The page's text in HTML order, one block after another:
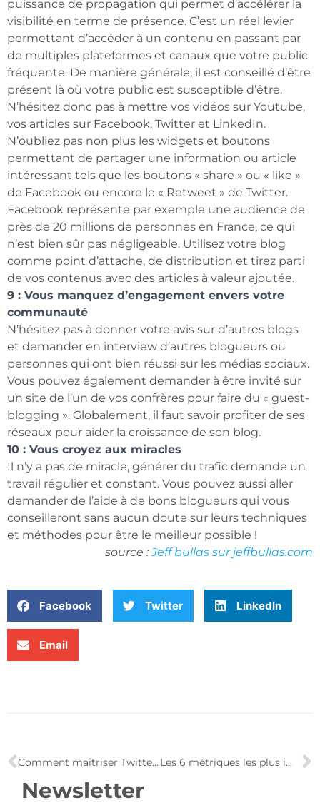
puissance de propagation qui permet d’accélérer la
visibilité en terme de présence. C’est un réel levier
permettant d’accéder à un contenu en passant par
de multiples plateformes et canaux que votre public
fréquente. De manière générale, il est conseillé d’être
présent là où votre public est susceptible d’être.
N’hésitez donc pas à mettre vos vidéos sur Youtube,
vos articles sur Facebook, Twitter et LinkedIn.
N’oubliez pas non plus les widgets et boutons
permettant de partager une information ou article
intéressant tels que les boutons « share » ou « like »
de Facebook ou encore le « Retweet » de Twitter.
Facebook représente par exemple une audience de
près de 20 millions de personnes en France, ce qui
n’est bien sûr pas négligeable. Utilisez votre blog
comme point d’attache, de distribution et tirez parti
de vos contenus avec des articles à valeur ajoutée.
9 : Vous manquez d’engagement envers votre
communauté
N’hésitez pas à donner votre avis sur d’autres blogs
et demander en interview d’autres blogueurs ou
personnes qui ont bien réussi sur les médias sociaux.
Vous pouvez également demander à être invité sur
un site de l’un de vos confrères pour faire du « guest-
blogging ». Globalement, il faut savoir profiter de ses
réseaux pour aider la croissance de son blog.
10 : Vous croyez aux miracles
Il n’y a pas de miracle, générer du trafic demande un
travail régulier et constant. Vous pouvez aussi aller
demander de l’aide à de bons blogueurs qui vous
conseilleront sans aucun doute sur leurs techniques
et méthodes pour être le meilleur possible !
source :Jeff bullas sur jeffbullas.com
Facebook Twitter LinkedIn
Email
Comment maîtriser Twitter de manière professionnelle ? [Ebook gratuit] Les 6 métriques les plus importantes : l’enjeu des mesures de performance
Newsletter